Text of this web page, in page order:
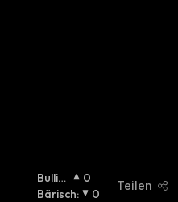
Bullisc
H:
0
Bärisch: 0
Teilen